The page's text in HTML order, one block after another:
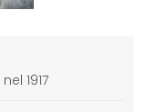
1917